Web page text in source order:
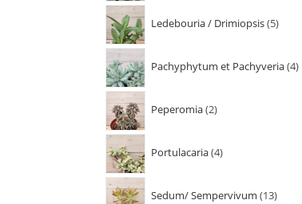
Ledebouria / Drimiopsis 5
Pachyphytum et Pachyveria 4
Peperomia 2
Portulacaria 4
Sedum/ Sempervivum 13